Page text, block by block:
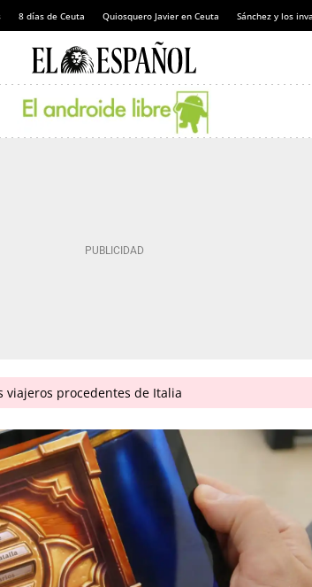
8 días de Ceuta Quiosquero Javier en Ceuta Sánchez y los
viajeros procedentes de Italia